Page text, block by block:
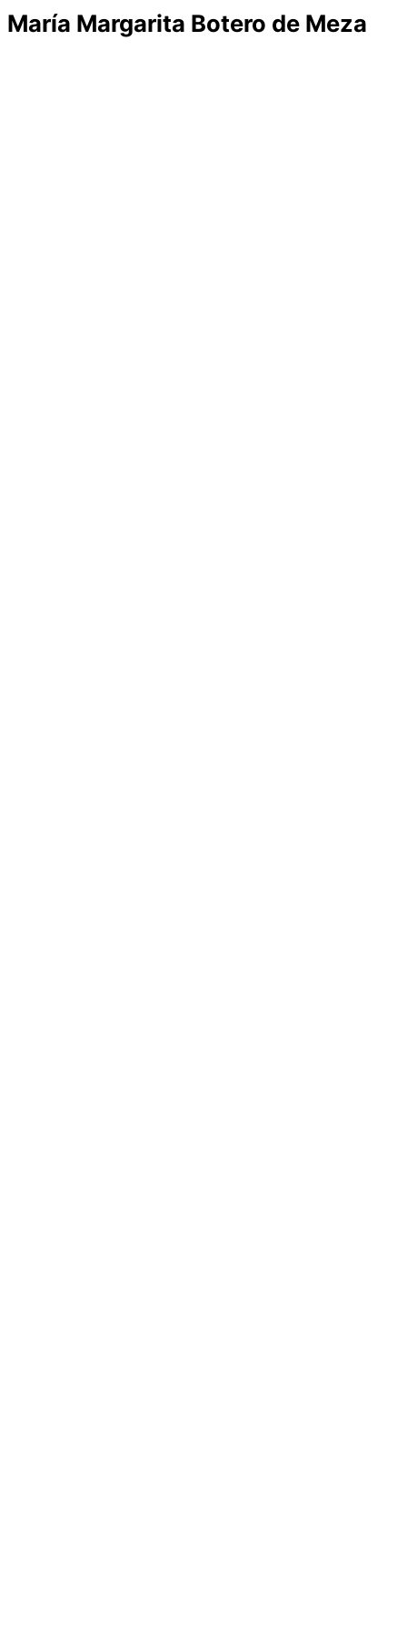
María Margarita Botero de Meza